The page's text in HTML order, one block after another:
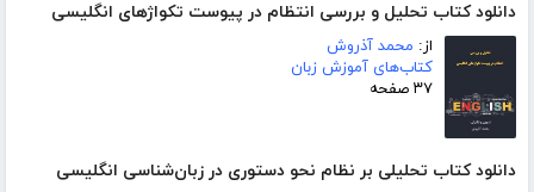
دانلود کتاب تحلیل و بررسی انتظام در پیوست تکواژهای انگلیسی
از: محمد آذروش
کتاب‌های آموزش زبان
۳۷ صفحه
دانلود کتاب تحلیلی بر نظام نحو دستوری در زبان‌شناسی انگلیسی